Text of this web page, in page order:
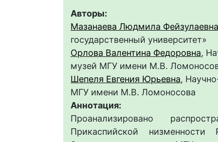
Авторы:
Мазанаева Людмила Фейзулаевна
государственный университет»
Орлова Валентина Федоровна,
музей МГУ имени М.В.
Шепеля Евгения Юрьевна,
МГУ имени М.В. Ломоносова
Аннотация:
Проанализировано
Прикаспийской